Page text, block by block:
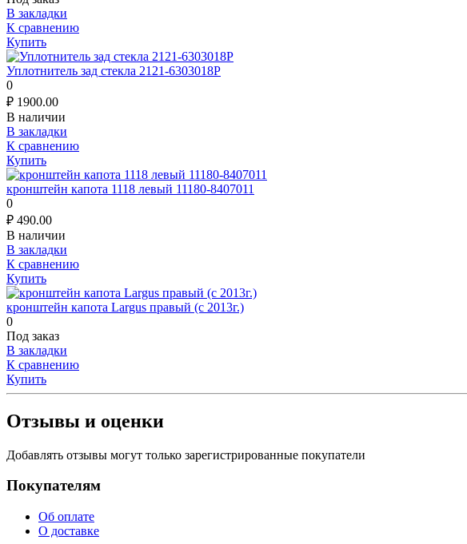
В закладки
К сравнению
Купить
Уплотнитель зад стекла 2121-6303018Р
0
₽ 1900.00
В наличии
В закладки
К сравнению
Купить
кронштейн капота 1118 левый 11180-8407011
0
₽ 490.00
В наличии
В закладки
К сравнению
Купить
кронштейн капота Largus правый (с 2013г.)
0
Под заказ
В закладки
К сравнению
Купить
Отзывы и оценки
Добавлять отзывы могут только зарегистрированные покупатели
Покупателям
Об оплате
О доставке